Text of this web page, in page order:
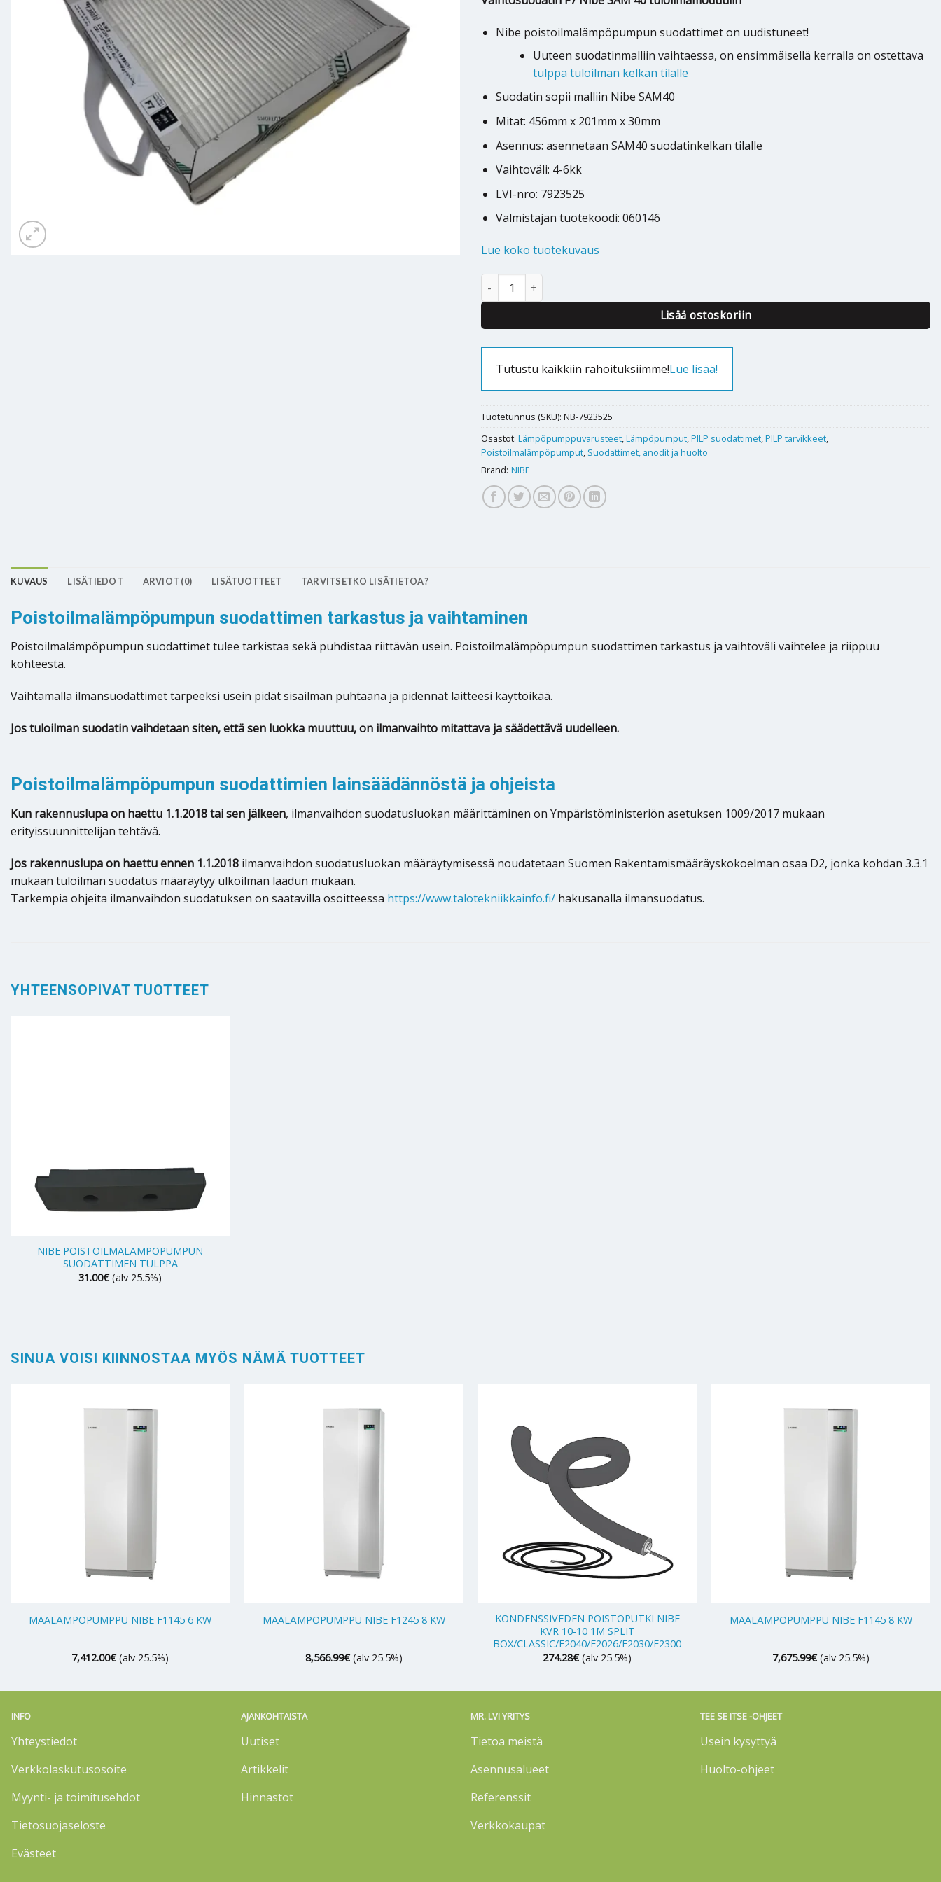
Nibe poistoilmalämpöpumpun suodattimet on uudistuneet!
Uuteen suodatinmalliin vaihtaessa, on ensimmäisellä kerralla on ostettava
tulppa tuloilman kelkan tilalle
Suodatin sopii malliin Nibe SAM40
Mitat: 456mm x 201mm x 30mm
Asennus: asennetaan SAM40 suodatinkelkan tilalle
Vaihtoväli: 4-6kk
LVI-nro: 7923525
Valmistajan tuotekoodi: 060146
Lue koko tuotekuvaus
Nibe SAM 40 tuloilmamoduulin suodatin F7 (kelkan tilalle) määrä
Lisää ostoskoriin
Alternative:
Tutustu kaikkiin rahoituksiimme!Lue lisää!
Tuotetunnus (SKU): NB-7923525
Osastot: Lämpöpumppuvarusteet Lämpöpumput PILP suodattimet PILP tarvikkeet
Poistoilmalämpöpumput Suodattimet, anodit ja huolto
Brand: NIBE
KUVAUS LISÄTIEDOT ARVIOT (0) LISÄTUOTTEET TARVITSETKO LISÄTIETOA?
Poistoilmalämpöpumpun suodattimen tarkastus ja vaihtaminen
Poistoilmalämpöpumpun suodattimet tulee tarkistaa sekä puhdistaa riittävän usein. Poistoilmalämpöpumpun suodattimen tarkastus ja vaihtoväli vaihtelee ja riippuu
kohteesta.
Vaihtamalla ilmansuodattimet tarpeeksi usein pidät sisäilman puhtaana ja pidennät laitteesi käyttöikää.
Jos tuloilman suodatin vaihdetaan siten, että sen luokka muuttuu, on ilmanvaihto mitattava ja säädettävä uudelleen.
Poistoilmalämpöpumpun suodattimien lainsäädännöstä ja ohjeista
Kun rakennuslupa on haettu 1.1.2018 tai sen jälkeen, ilmanvaihdon suodatusluokan määrittäminen on Ympäristöministeriön asetuksen 1009/2017 mukaan
erityissuunnittelijan tehtävä.
Jos rakennuslupa on haettu ennen 1.1.2018 ilmanvaihdon suodatusluokan määräytymisessä noudatetaan Suomen Rakentamismääräyskokoelman osaa D2, jonka kohdan 3.3.1
mukaan tuloilman suodatus määräytyy ulkoilman laadun mukaan.
Tarkempia ohjeita ilmanvaihdon suodatuksen on saatavilla osoitteessa https://www.talotekniikkainfo.fi/ hakusanalla ilmansuodatus.
YHTEENSOPIVAT TUOTTEET
NIBE POISTOILMALÄMPÖPUMPUN
SUODATTIMEN TULPPA
31.00€ (alv 25.5%)
SINUA VOISI KIINNOSTAA MYÖS NÄMÄ TUOTTEET
MAALÄMPÖPUMPPU NIBE F1145 6 KW
7,412.00€ (alv 25.5%)
MAALÄMPÖPUMPPU NIBE F1245 8 KW
8,566.99€ (alv 25.5%)
KONDENSSIVEDEN POISTOPUTKI NIBE
KVR 10-10 1M SPLIT
BOX/CLASSIC/F2040/F2026/F2030/F2300
274.28€ (alv 25.5%)
MAALÄMPÖPUMPPU NIBE F1145 8 KW
7,675.99€ (alv 25.5%)
INFO
Yhteystiedot
Verkkolaskutusosoite
Myynti- ja toimitusehdot
Tietosuojaseloste
Evästeet
AJANKOHTAISTA
Uutiset
Artikkelit
Hinnastot
MR. LVI YRITYS
Tietoa meistä
Asennusalueet
Referenssit
Verkkokaupat
TEE SE ITSE -OHJEET
Usein kysyttyä
Huolto-ohjeet